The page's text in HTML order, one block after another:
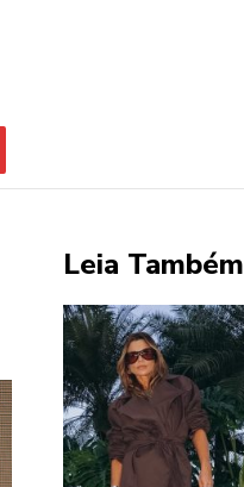
Leia Também